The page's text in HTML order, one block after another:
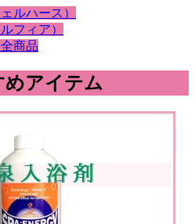
ルハース）
フィア）
商品
めアイテム